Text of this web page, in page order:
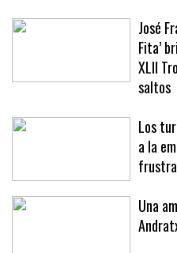
José
Fita’
XLII
saltos
Los
a la
Una